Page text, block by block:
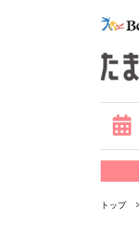
トップ